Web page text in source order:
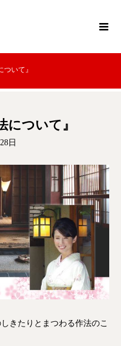
いて』
について』
日
たりとまつわる作法のこ